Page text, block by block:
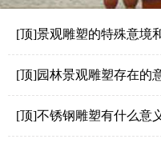
[顶]景观雕塑的特殊意境
[顶]园林景观雕塑存在的
[顶]不锈钢雕塑有什么意